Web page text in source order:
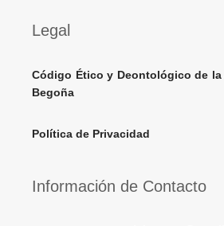
Legal
Código Ético y Deontológico de la
Begoña
Política de Privacidad
Información de Contacto